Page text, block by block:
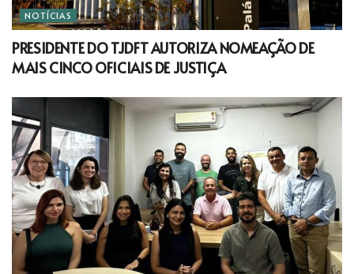
NOTÍCIAS
PRESIDENTE DO TJDFT AUTORIZA NOMEAÇÃO DE
MAIS CINCO OFICIAIS DE JUSTIÇA